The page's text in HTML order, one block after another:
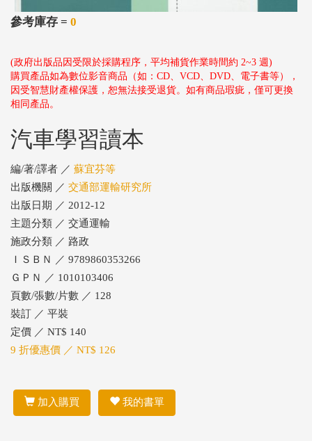
參考庫存 = 0
(政府出版品因受限於採購程序，平均補貨作業時間約 2~3 週)
購買產品如為數位影音商品（如：CD、VCD、DVD、電子書等），
因受智慧財產權保護，恕無法接受退貨。如有商品瑕疵，僅可更換
相同產品。
汽車學習讀本
編/著/譯者 ／ 蘇宜芬等
出版機關 ／ 交通部運輸研究所
出版日期 ／ 2012-12
主題分類 ／ 交通運輸
施政分類 ／ 路政
ＩＳＢＮ ／ 9789860353266
ＧＰＮ ／ 1010103406
頁數/張數/片數 ／ 128
裝訂 ／ 平裝
定價 ／ NT$ 140
9 折優惠價 ／ NT$ 126
加入購買 我的書單